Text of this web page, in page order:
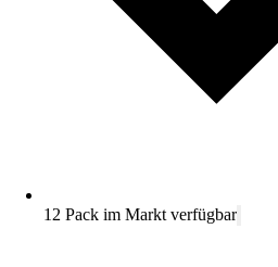
12 Pack im Markt verfügbar